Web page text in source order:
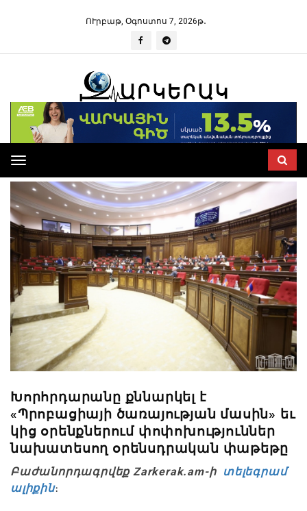
ՈՒրբաթ, Օգոստոս 7, 2026թ․
Toggle
navigation
Խորհրդարանը քննարկել է
«Պրոբացիայի ծառայության մասին» եւ
կից օրենքներում փոփոխություններ
նախատեսող օրենսդրական փաթեթը
Բաժանորդագրվեք Zarkerak.am-ի տելեգրամ
ալիքին։